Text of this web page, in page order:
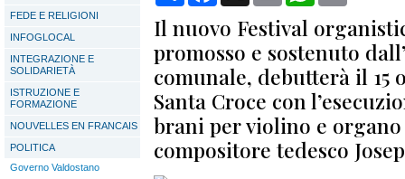
FEDE E RELIGIONI
INFOGLOCAL
INTEGRAZIONE E
SOLIDARIETÀ
ISTRUZIONE E
FORMAZIONE
NOUVELLES EN FRANCAIS
POLITICA
Governo Valdostano
Il nuovo Festival
promosso e sostenuto
comunale, debutterà il 15
Santa Croce con
brani per violino e
compositore tedesco